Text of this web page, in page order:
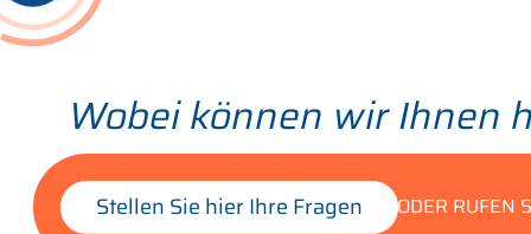
Wobei können wir Ihnen
Stellen Sie hier Ihre Fragen ODER RUFEN